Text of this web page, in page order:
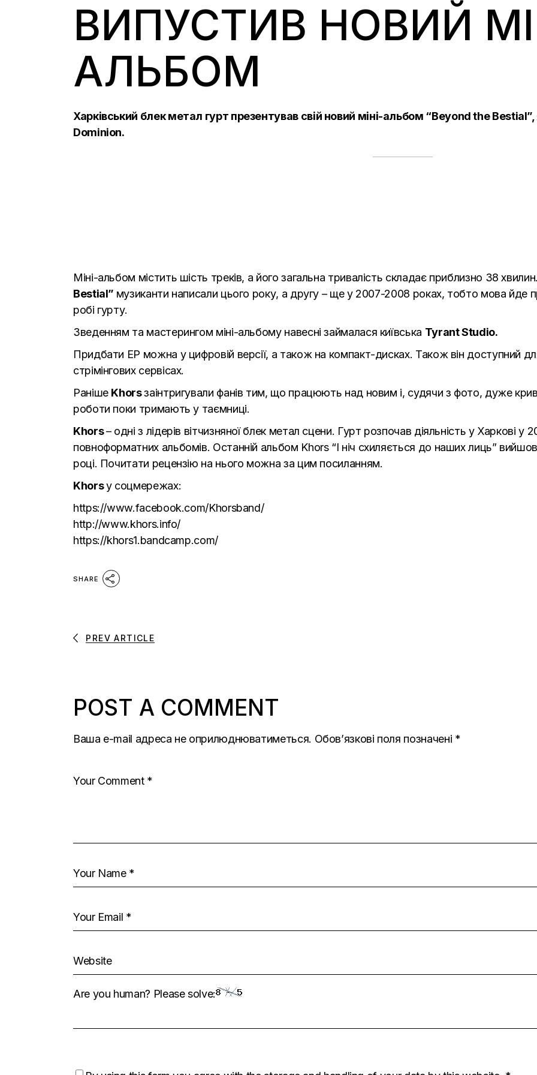
ВИПУСТИВ НОВИЙ
АЛЬБОМ
Харківський блек метал гурт презентував свій новий міні-альбом “Beyond the
Dominion.
Міні-альбом містить шість треків, а його загальна тривалість складає приблизно 38
Bestial” музиканти написали цього року, а другу – ще у 2007-2008 роках, тобто мова йде
робі гурту.
Зведенням та мастерингом міні-альбому навесні займалася київська Tyrant Studio.
Придбати EP можна у цифровій версії, а також на компакт-дисках. Також він доступний
стрімінгових сервісах.
Раніше Khorsзаінтригували фанів тим, що працюють над новим і, судячи з фото, дуже
роботи поки тримають у таємниці.
Khors– одні з лідерів вітчизняної блек метал сцени. Гурт розпочав діяльність у Харкові у
повноформатних альбомів. Останній альбом Khors “І ніч схиляється до наших лиць”
році. Почитати рецензію на нього можна за цим посиланням.
Khorsу соцмережах:
https://www.facebook.com/Khorsband/
http://www.khors.info/
https://khors1.bandcamp.com/
SHARE
PREV ARTICLE
POST A COMMENT
Ваша e-mail адреса не оприлюднюватиметься. Обов’язкові поля позначені *
Are you human? Please solve: